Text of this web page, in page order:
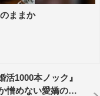
や非現実的な要素
！
ままか
1000本ノック』
憎めない愛嬌のあ